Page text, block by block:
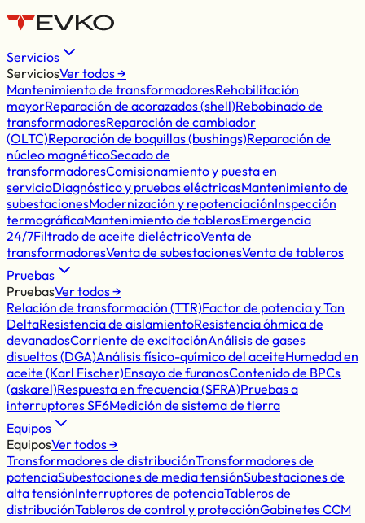
Servicios
ServiciosVer todos →
Mantenimiento de transformadoresRehabilitación
mayorReparación de acorazados (shell)Rebobinado de
transformadoresReparación de cambiador
(OLTC)Reparación de boquillas (bushings)Reparación de
núcleo magnéticoSecado de
transformadoresComisionamiento y puesta en
servicioDiagnóstico y pruebas eléctricasMantenimiento de
subestacionesModernización y repotenciaciónInspección
termográficaMantenimiento de tablerosEmergencia
24/7Filtrado de aceite dieléctricoVenta de
transformadoresVenta de subestacionesVenta de tableros
Pruebas
PruebasVer todos →
Relación de transformación (TTR)Factor de potencia y Tan
DeltaResistencia de aislamientoResistencia óhmica de
devanadosCorriente de excitaciónAnálisis de gases
disueltos (DGA)Análisis físico-químico del aceiteHumedad en
aceite (Karl Fischer)Ensayo de furanosContenido de BPCs
(askarel)Respuesta en frecuencia (SFRA)Pruebas a
interruptores SF6Medición de sistema de tierra
Equipos
EquiposVer todos →
Transformadores de distribuciónTransformadores de
potenciaSubestaciones de media tensiónSubestaciones de
alta tensiónInterruptores de potenciaTableros de
distribuciónTableros de control y protecciónGabinetes CCM